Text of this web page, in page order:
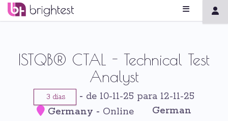
ISTQB® CTAL - Technical Test
Analyst
3 dias - de 10-11-25 para 12-11-25
Germany - Online German